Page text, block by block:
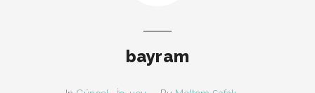
bayram